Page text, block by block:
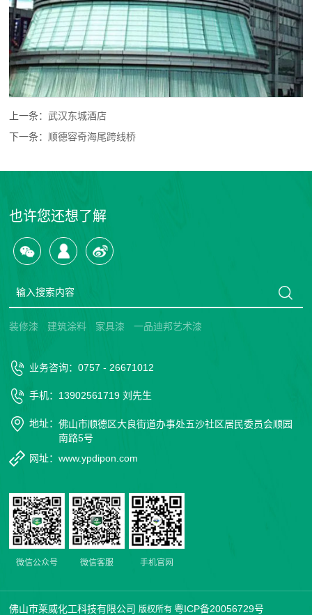
上一条：武汉东城酒店
下一条： 顺德容奇海尾跨线桥
也许您还想了解
装修漆 建筑涂料 家具漆 一品迪邦艺术漆
业务咨询：0757 - 26671012
手机：13902561719 刘先生
地址：佛山市顺德区大良街道办事处五沙社区居民委员会顺园
南路5号
网址：www.ypdipon.com
微信公众号 微信客服 手机官网
佛山市莱威化工科技有限公司 版权所有 粤ICP备20056729号